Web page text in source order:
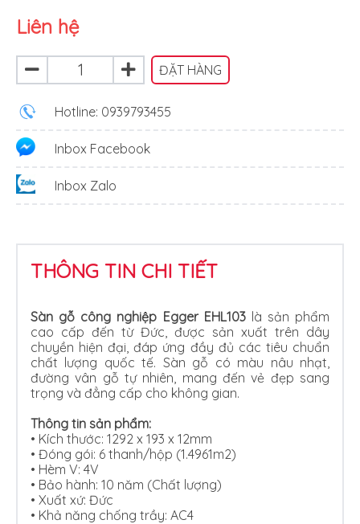
Liên hệ
ĐẶT HÀNG
Hotline: 0939793455
Inbox Facebook
Inbox Zalo
THÔNG TIN CHI TIẾT
Sàn gỗ công nghiệp Egger EHL103là sản phẩm
cao cấp đến từ Đức, được sản xuất trên dây
chuyền hiện đại, đáp ứng đầy đủ các tiêu chuẩn
chất lượng quốc tế. Sàn gỗ có màu nâu nhạt,
đường vân gỗ tự nhiên, mang đến vẻ đẹp sang
trọng và đẳng cấp cho không gian.
Thông tin sản phẩm:
• Kích thước: 1292 x 193 x 12mm
• Đóng gói: 6 thanh/hộp (1.4961m2)
• Hèm V: 4V
• Bảo hành: 10 năm (Chất lượng)
• Xuất xứ: Đức
• Khả năng chống trầy: AC4